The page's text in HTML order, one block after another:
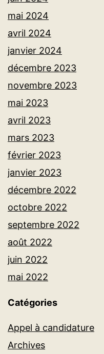
mai 2024
avril 2024
janvier 2024
décembre 2023
novembre 2023
mai 2023
avril 2023
mars 2023
février 2023
janvier 2023
décembre 2022
octobre 2022
septembre 2022
août 2022
juin 2022
mai 2022
Catégories
Appel à candidature
Archives